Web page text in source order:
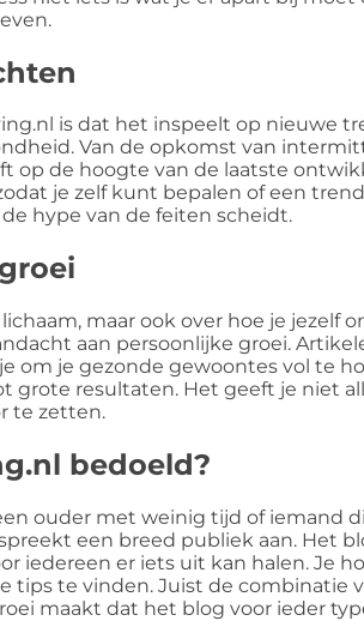
is dat het inspeelt op nieuwe
Van de opkomst van
op de hoogte van de laatste
je zelf kunt bepalen of een
hype van de feiten scheidt.
maar ook over hoe je jezelf
aan persoonlijke groei.
om je gezonde gewoontes vol te
grote resultaten. Het geeft je niet
te zetten.
bedoeld?
ouder met weinig tijd of iemand
een breed publiek aan. Het
iedereen er iets uit kan halen. Je
tips te vinden. Juist de combinatie
maakt dat het blog voor ieder